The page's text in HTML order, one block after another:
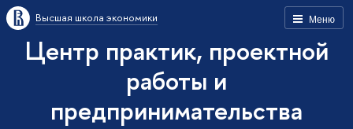
Меню
Высшая школа экономики
Центр практик, проектной
работы и
предпринимательства